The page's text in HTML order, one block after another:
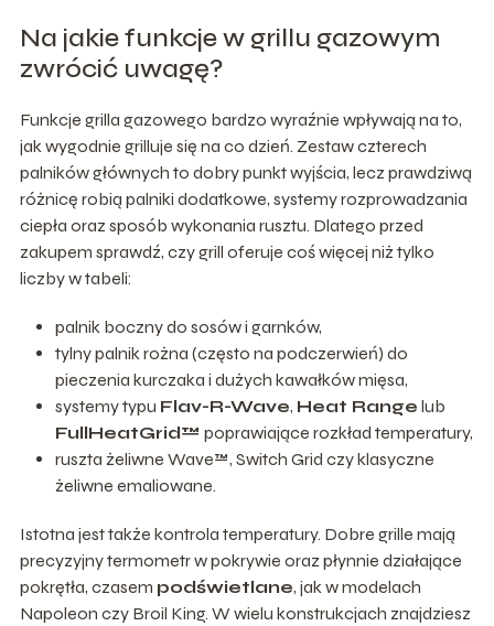
Na jakie funkcje w grillu gazowym
zwrócić uwagę?
Funkcje grilla gazowego bardzo wyraźnie wpływają na to,
jak wygodnie grilluje się na co dzień. Zestaw czterech
palników głównych to dobry punkt wyjścia, lecz prawdziwą
różnicę robią palniki dodatkowe, systemy rozprowadzania
ciepła oraz sposób wykonania rusztu. Dlatego przed
zakupem sprawdź, czy grill oferuje coś więcej niż tylko
liczby w tabeli:
palnik boczny do sosów i garnków,
tylny palnik rożna (często na podczerwień) do
pieczenia kurczaka i dużych kawałków mięsa,
systemy typu Flav-R-Wave, Heat Range lub
FullHeatGrid™ poprawiające rozkład temperatury,
ruszta żeliwne Wave™, Switch Grid czy klasyczne
żeliwne emaliowane.
Istotna jest także kontrola temperatury. Dobre grille mają
precyzyjny termometr w pokrywie oraz płynnie działające
pokrętła, czasem podświetlane, jak w modelach
Napoleon czy Broil King. W wielu konstrukcjach znajdziesz